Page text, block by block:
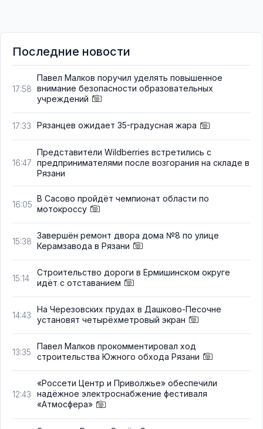
Последние новости
17:58
Павел Малков поручил уделять повышенное
внимание безопасности образовательных
учреждений
17:33 Рязанцев ожидает 35-градусная жара
16:47
Представители Wildberries встретились с
предпринимателями после возгорания на складе в
Рязани
16:05
В Сасово пройдёт чемпионат области по
мотокроссу
15:38
Завершён ремонт двора дома №8 по улице
Керамзавода в Рязани
15:14
Строительство дороги в Ермишинском округе
идёт с отставанием
14:43
На Черезовских прудах в Дашково-Песочне
установят четырёхметровый экран
13:35
Павел Малков прокомментировал ход
строительства Южного обхода Рязани
12:43
«Россети Центр и Приволжье» обеспечили
надёжное электроснабжение фестиваля
«Атмосфера»